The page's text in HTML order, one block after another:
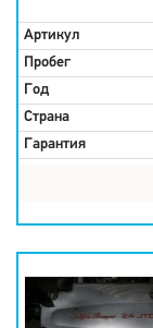
Артикул
Пробег
Год
Страна
Гарантия